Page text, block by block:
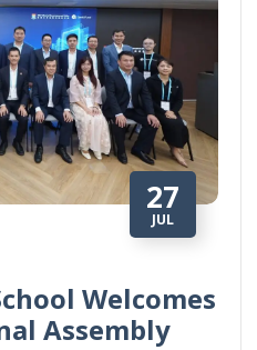
27
JUL
Welcomes
Assembly